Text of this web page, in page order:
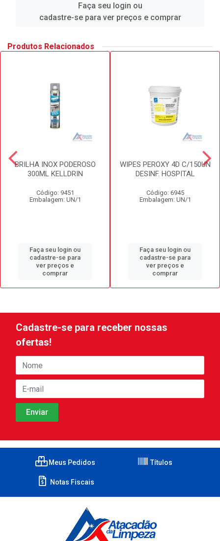
Faça seu login ou
cadastre-se para ver preços e comprar
Produtos Relacionados
BRILHA INOX PODEROSO
300ML KELLDRIN
Código: 9451
Embalagem: UN/1
Faça seu login ou
cadastre-se para
ver preços e
comprar
WIPES PEROXY 4D C/150UN
DESINF. HOSPITAL
Código: 6945
Embalagem: UN/1
Faça seu login ou
cadastre-se para
ver preços e
comprar
Cadastre-se para receber nossas
ofertas!
Meus Pedidos Títulos
Notas Fiscais